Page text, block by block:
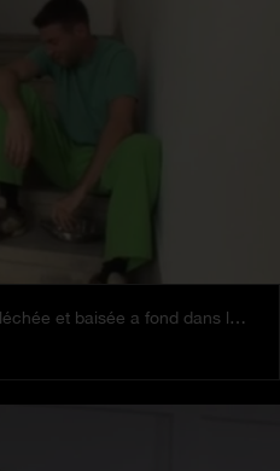
Une Infirmiere aux gros seins, léchée et baisée a fond dans la cage d'escalier avec Angelica Heart